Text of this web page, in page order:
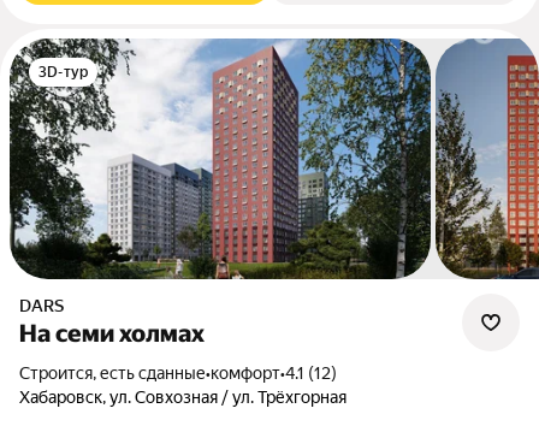
3D-тур
DARS
На семи холмах
Строится, есть сданные•комфорт•4.1 (12)
Хабаровск, ул. Совхозная / ул. Трёхгорная